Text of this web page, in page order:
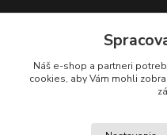
leksunsro@gmail.com
Náš e-shop a partneri
cookies, aby Vám mohli